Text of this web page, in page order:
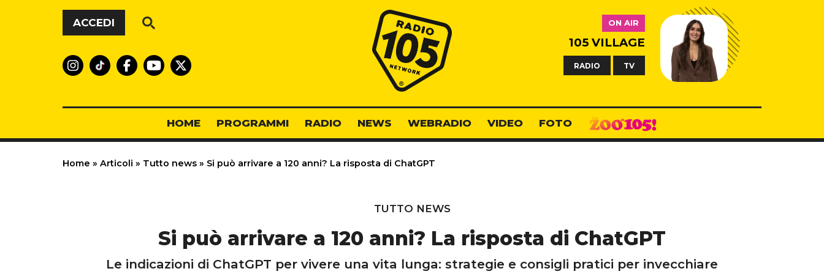
Vai al contenuto
ACCEDI
Radio 105
ON AIR
105 VILLAGE
RADIO TV
HOME PROGRAMMI RADIO NEWS WEBRADIO VIDEO FOTO
Home » Articoli » Tutto news » Si può arrivare a 120 anni? La risposta di ChatGPT
TUTTO NEWS
Si può arrivare a 120 anni? La risposta di ChatGPT
Le indicazioni di ChatGPT per vivere una vita lunga: strategie e consigli pratici per invecchiare